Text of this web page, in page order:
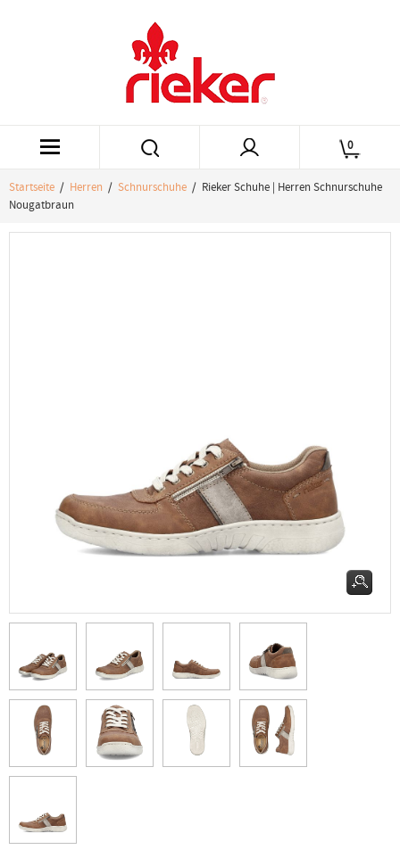
0
Startseite / Herren / Schnurschuhe / Rieker Schuhe | Herren Schnurschuhe
Nougatbraun